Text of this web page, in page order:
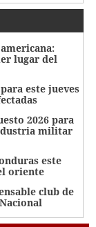
lugar del
este jueves
2026 para
militar
este
oriente
club de